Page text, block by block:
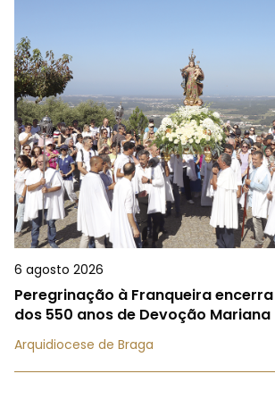
6 agosto 2026
Peregrinação à Franqueira
dos 550 anos de Devoção Mariana
Arquidiocese de Braga